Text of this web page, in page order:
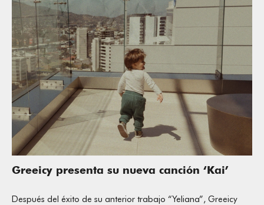
Greeicy presenta su nueva canción ‘Kai’
Después del éxito de su anterior trabajo “Yeliana”, Greeicy